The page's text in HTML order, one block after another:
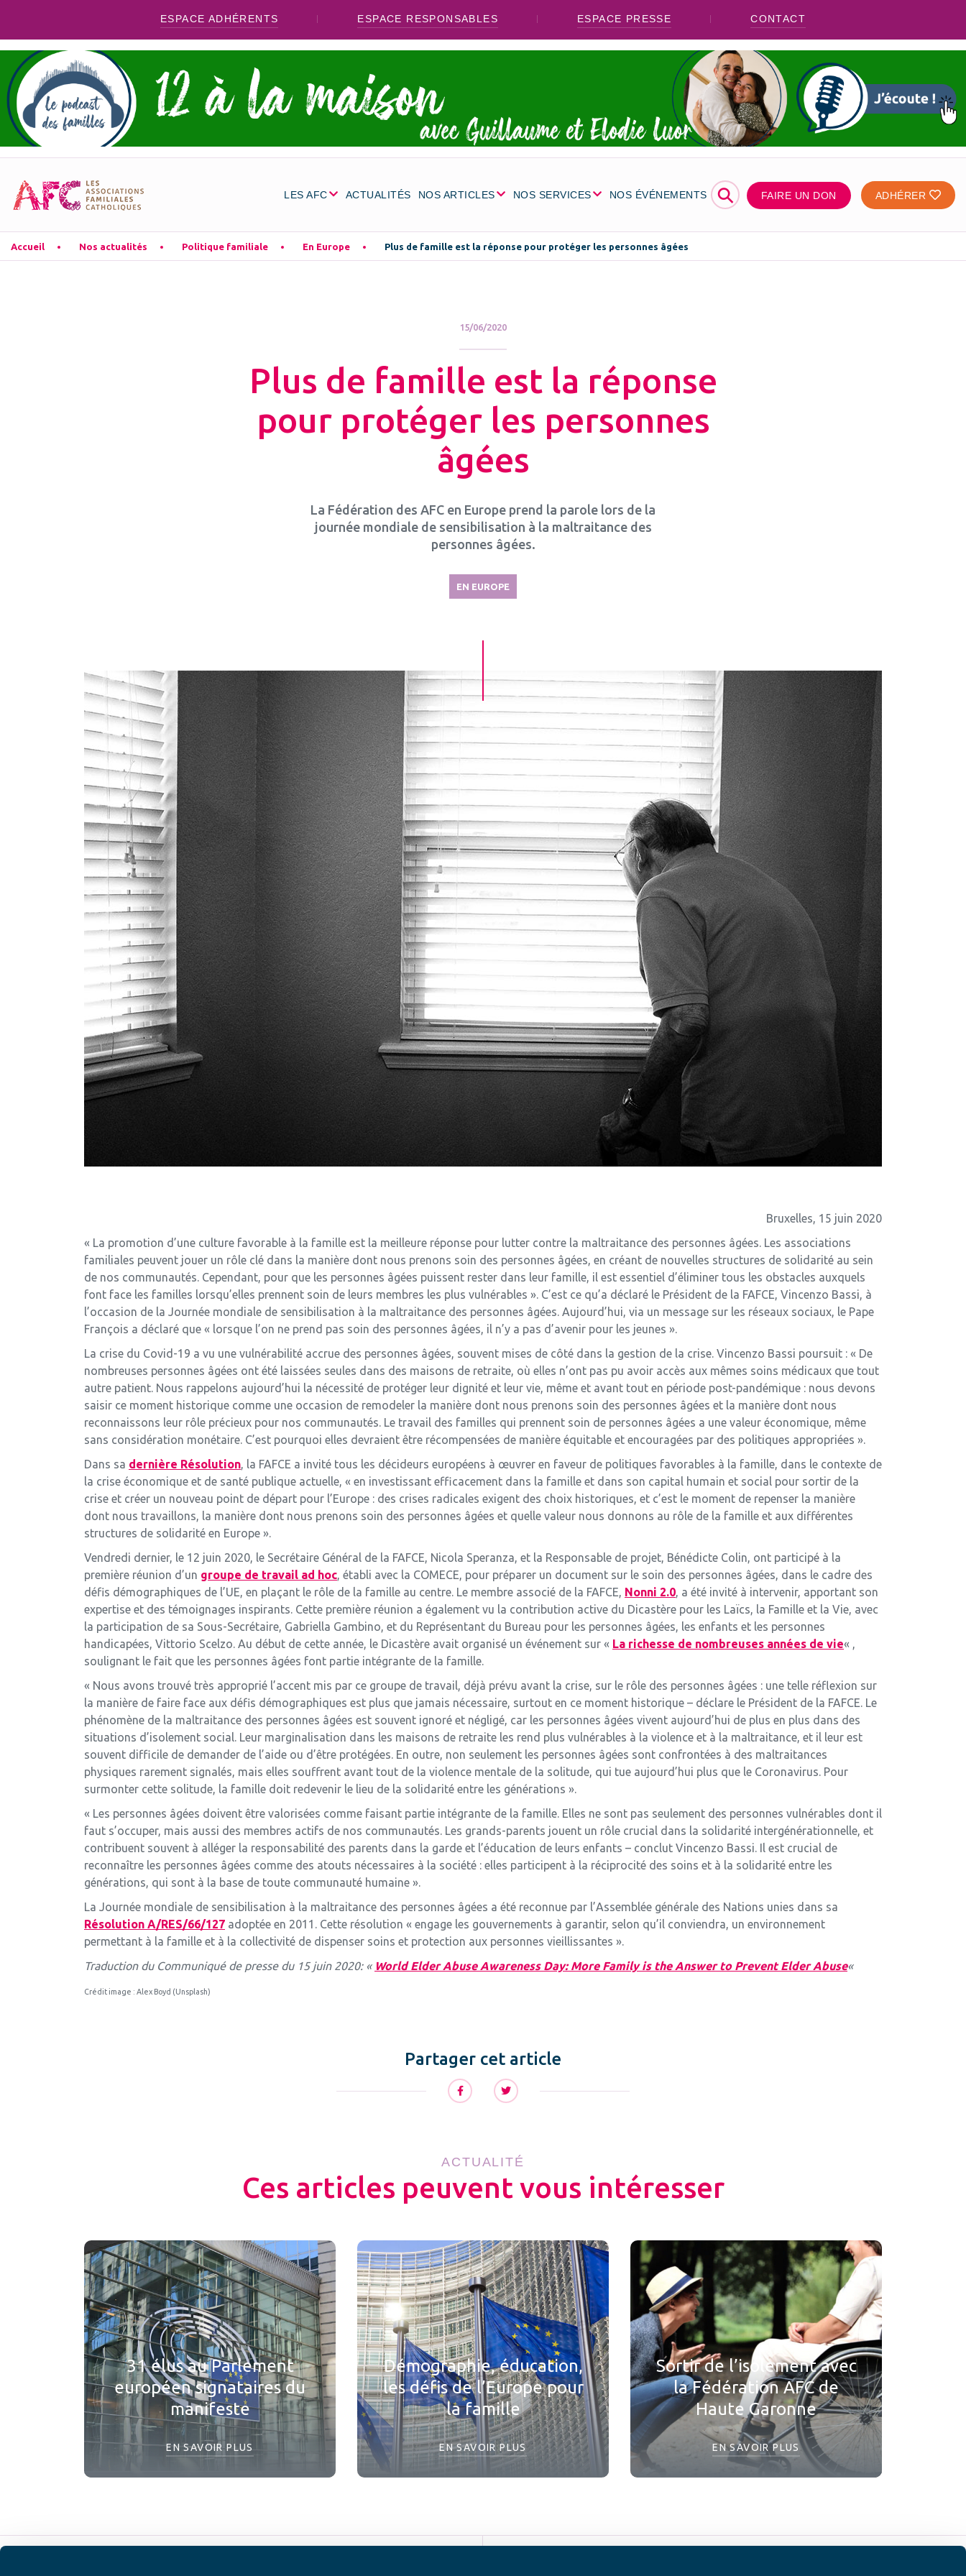
ESPACE ADHÉRENTS ESPACE RESPONSABLES ESPACE PRESSE CONTACT
LES AFC ACTUALITÉS NOS ARTICLES NOS SERVICES NOS ÉVÉNEMENTS ⚲ FAIRE UN DON ADHÉRER
Accueil Nos actualités Politique familiale En Europe Plus de famille est la réponse pour protéger les personnes âgées
15/06/2020
Plus de famille est la réponse
pour protéger les personnes
âgées
La Fédération des AFC en Europe prend la parole lors de la
journée mondiale de sensibilisation à la maltraitance des
personnes âgées.
EN EUROPE
Bruxelles, 15 juin 2020
« La promotion d’une culture favorable à la famille est la meilleure réponse pour lutter contre la maltraitance des personnes âgées. Les associations
familiales peuvent jouer un rôle clé dans la manière dont nous prenons soin des personnes âgées, en créant de nouvelles structures de solidarité au sein
de nos communautés. Cependant, pour que les personnes âgées puissent rester dans leur famille, il est essentiel d’éliminer tous les obstacles auxquels
font face les familles lorsqu’elles prennent soin de leurs membres les plus vulnérables ». C’est ce qu’a déclaré le Président de la FAFCE, Vincenzo Bassi, à
l’occasion de la Journée mondiale de sensibilisation à la maltraitance des personnes âgées. Aujourd’hui, via un message sur les réseaux sociaux, le Pape
François a déclaré que « lorsque l’on ne prend pas soin des personnes âgées, il n’y a pas d’avenir pour les jeunes ».
La crise du Covid-19 a vu une vulnérabilité accrue des personnes âgées, souvent mises de côté dans la gestion de la crise. Vincenzo Bassi poursuit : « De
nombreuses personnes âgées ont été laissées seules dans des maisons de retraite, où elles n’ont pas pu avoir accès aux mêmes soins médicaux que tout
autre patient. Nous rappelons aujourd’hui la nécessité de protéger leur dignité et leur vie, même et avant tout en période post-pandémique : nous devons
saisir ce moment historique comme une occasion de remodeler la manière dont nous prenons soin des personnes âgées et la manière dont nous
reconnaissons leur rôle précieux pour nos communautés. Le travail des familles qui prennent soin de personnes âgées a une valeur économique, même
sans considération monétaire. C’est pourquoi elles devraient être récompensées de manière équitable et encouragées par des politiques appropriées ».
Dans sa dernière Résolution, la FAFCE a invité tous les décideurs européens à œuvrer en faveur de politiques favorables à la famille, dans le contexte de
la crise économique et de santé publique actuelle, « en investissant efficacement dans la famille et dans son capital humain et social pour sortir de la
crise et créer un nouveau point de départ pour l’Europe : des crises radicales exigent des choix historiques, et c’est le moment de repenser la manière
dont nous travaillons, la manière dont nous prenons soin des personnes âgées et quelle valeur nous donnons au rôle de la famille et aux différentes
structures de solidarité en Europe ».
Vendredi dernier, le 12 juin 2020, le Secrétaire Général de la FAFCE, Nicola Speranza, et la Responsable de projet, Bénédicte Colin, ont participé à la
première réunion d’un groupe de travail ad hoc, établi avec la COMECE, pour préparer un document sur le soin des personnes âgées, dans le cadre des
défis démographiques de l’UE, en plaçant le rôle de la famille au centre. Le membre associé de la FAFCE, Nonni 2.0, a été invité à intervenir, apportant son
expertise et des témoignages inspirants. Cette première réunion a également vu la contribution active du Dicastère pour les Laïcs, la Famille et la Vie, avec
la participation de sa Sous-Secrétaire, Gabriella Gambino, et du Représentant du Bureau pour les personnes âgées, les enfants et les personnes
handicapées, Vittorio Scelzo. Au début de cette année, le Dicastère avait organisé un événement sur « La richesse de nombreuses années de vie« ,
soulignant le fait que les personnes âgées font partie intégrante de la famille.
« Nous avons trouvé très approprié l’accent mis par ce groupe de travail, déjà prévu avant la crise, sur le rôle des personnes âgées : une telle réflexion sur
la manière de faire face aux défis démographiques est plus que jamais nécessaire, surtout en ce moment historique – déclare le Président de la FAFCE. Le
phénomène de la maltraitance des personnes âgées est souvent ignoré et négligé, car les personnes âgées vivent aujourd’hui de plus en plus dans des
situations d’isolement social. Leur marginalisation dans les maisons de retraite les rend plus vulnérables à la violence et à la maltraitance, et il leur est
souvent difficile de demander de l’aide ou d’être protégées. En outre, non seulement les personnes âgées sont confrontées à des maltraitances
physiques rarement signalés, mais elles souffrent avant tout de la violence mentale de la solitude, qui tue aujourd’hui plus que le Coronavirus. Pour
surmonter cette solitude, la famille doit redevenir le lieu de la solidarité entre les générations ».
« Les personnes âgées doivent être valorisées comme faisant partie intégrante de la famille. Elles ne sont pas seulement des personnes vulnérables dont il
faut s’occuper, mais aussi des membres actifs de nos communautés. Les grands-parents jouent un rôle crucial dans la solidarité intergénérationnelle, et
contribuent souvent à alléger la responsabilité des parents dans la garde et l’éducation de leurs enfants – conclut Vincenzo Bassi. Il est crucial de
reconnaître les personnes âgées comme des atouts nécessaires à la société : elles participent à la réciprocité des soins et à la solidarité entre les
générations, qui sont à la base de toute communauté humaine ».
La Journée mondiale de sensibilisation à la maltraitance des personnes âgées a été reconnue par l’Assemblée générale des Nations unies dans sa
Résolution A/RES/66/127 adoptée en 2011. Cette résolution « engage les gouvernements à garantir, selon qu’il conviendra, un environnement
permettant à la famille et à la collectivité de dispenser soins et protection aux personnes vieillissantes ».
Traduction du Communiqué de presse du 15 juin 2020: « World Elder Abuse Awareness Day: More Family is the Answer to Prevent Elder Abuse«
Crédit image : Alex Boyd (Unsplash)
Partager cet article
ACTUALITÉ
Ces articles peuvent vous intéresser
31 élus au Parlement
européen signataires du
manifeste
EN SAVOIR PLUS
Démographie, éducation,
les défis de l’Europe pour
la famille
EN SAVOIR PLUS
Sortir de l’isolement avec
la Fédération AFC de
Haute Garonne
EN SAVOIR PLUS